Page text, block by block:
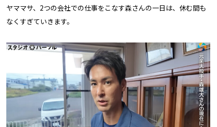
ヤママサ、2つの会社での仕事をこなす森さんの一日は、休む間も
なくすぎていきます。